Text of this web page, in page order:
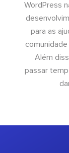
WordPress
para as
Além
passar